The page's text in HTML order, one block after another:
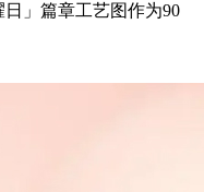
日」篇章工艺图作为90